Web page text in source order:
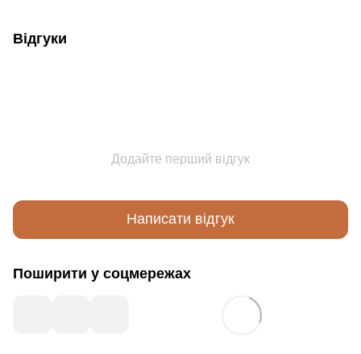
Відгуки
Додайте перший відгук
Написати відгук
Поширити у соцмережах